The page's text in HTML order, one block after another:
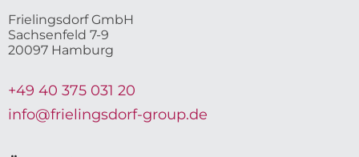
Frielingsdorf GmbH
Sachsenfeld 7-9
20097 Hamburg
+49 40 375 031 20
info@frielingsdorf-group.de